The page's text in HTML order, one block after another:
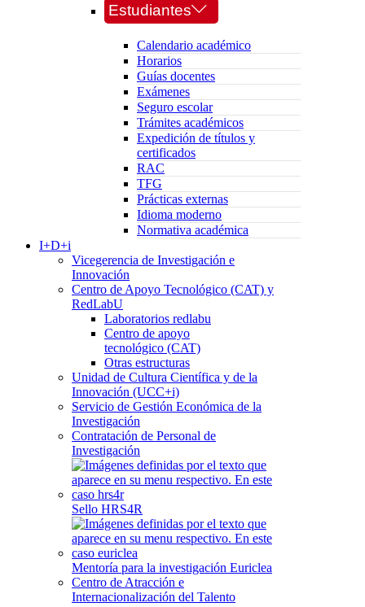
Estudiantes
Calendario académico
Horarios
Guías docentes
Exámenes
Seguro escolar
Trámites académicos
Expedición de títulos y
certificados
RAC
TFG
Prácticas externas
Idioma moderno
Normativa académica
I+D+i
Vicegerencia de Investigación e
Innovación
Centro de Apoyo Tecnológico (CAT) y
RedLabU
Laboratorios redlabu
Centro de apoyo
tecnológico (CAT)
Otras estructuras
Unidad de Cultura Científica y de la
Innovación (UCC+i)
Servicio de Gestión Económica de la
Investigación
Contratación de Personal de
Investigación
Sello HRS4R
Mentoría para la investigación Euriclea
Centro de Atracción e
Internacionalización del Talento